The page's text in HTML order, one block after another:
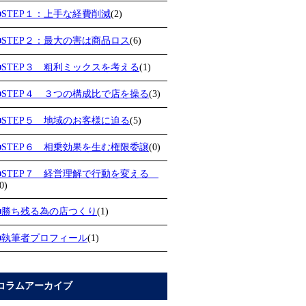
１：上手な経費削減(2)
２：最大の害は商品ロス(6)
３ 粗利ミックスを考える(1)
４ ３つの構成比で店を操る(3)
５ 地域のお客様に迫る(5)
６ 相乗効果を生む権限委譲(0)
７ 経営理解で行動を変える
ち残る為の店つくり (1)
筆者プロフィール(1)
ラムアーカイブ